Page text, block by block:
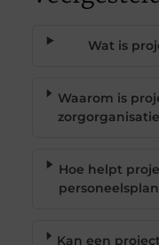
Wat is
Waarom is
Hoe helpt
Kan een